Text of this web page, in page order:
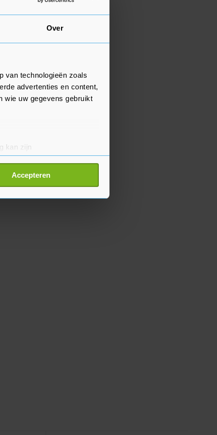
Over
van technologieën zoals
advertenties en content,
wie uw gegevens gebruikt
kan zijn
detailgedeelte
Accepteren